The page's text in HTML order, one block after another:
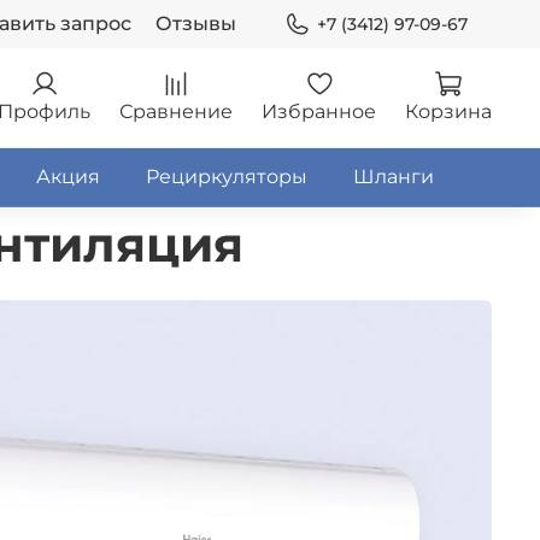
запрос Отзывы +7 (3412) 97-09-67
Сравнение Избранное Корзина
Акция Рециркуляторы Шланги